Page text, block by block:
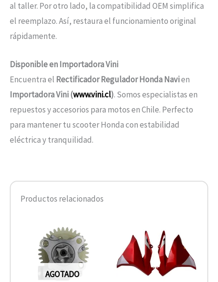
al taller. Por otro lado, la compatibilidad OEM simplifica
el reemplazo. Así, restaura el funcionamiento original
rápidamente.
Disponible en Importadora Vini
Encuentra el Rectificador Regulador Honda Navien
Importadora Vini (www.vini.cl). Somos especialistas en
repuestos y accesorios para motos en Chile. Perfecto
para mantener tu scooter Honda con estabilidad
eléctrica y tranquilidad.
Productos relacionados
AGOTADO